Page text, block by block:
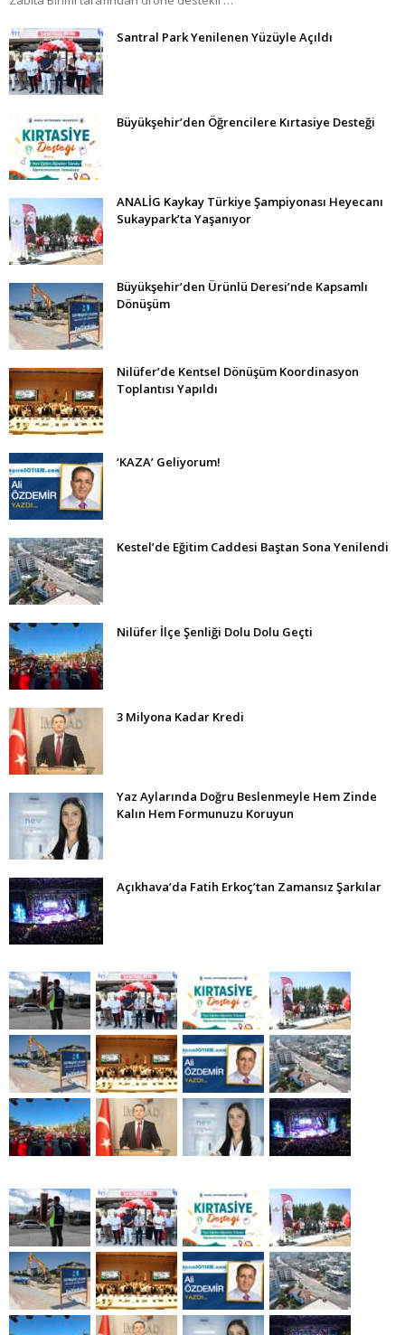
Santral Park Yenilenen Yüzüyle Açıldı
Büyükşehir’den Öğrencilere Kırtasiye Desteği
ANALİG Kaykay Türkiye Şampiyonası Heyecanı
Sukaypark’ta Yaşanıyor
Büyükşehir’den Ürünlü Deresi’nde Kapsamlı
Dönüşüm
Nilüfer’de Kentsel Dönüşüm Koordinasyon
Toplantısı Yapıldı
‘KAZA’ Geliyorum!
Kestel’de Eğitim Caddesi Baştan Sona Yenilendi
Nilüfer İlçe Şenliği Dolu Dolu Geçti
3 Milyona Kadar Kredi
Yaz Aylarında Doğru Beslenmeyle Hem Zinde
Kalın Hem Formunuzu Koruyun
Açıkhava’da Fatih Erkoç’tan Zamansız Şarkılar